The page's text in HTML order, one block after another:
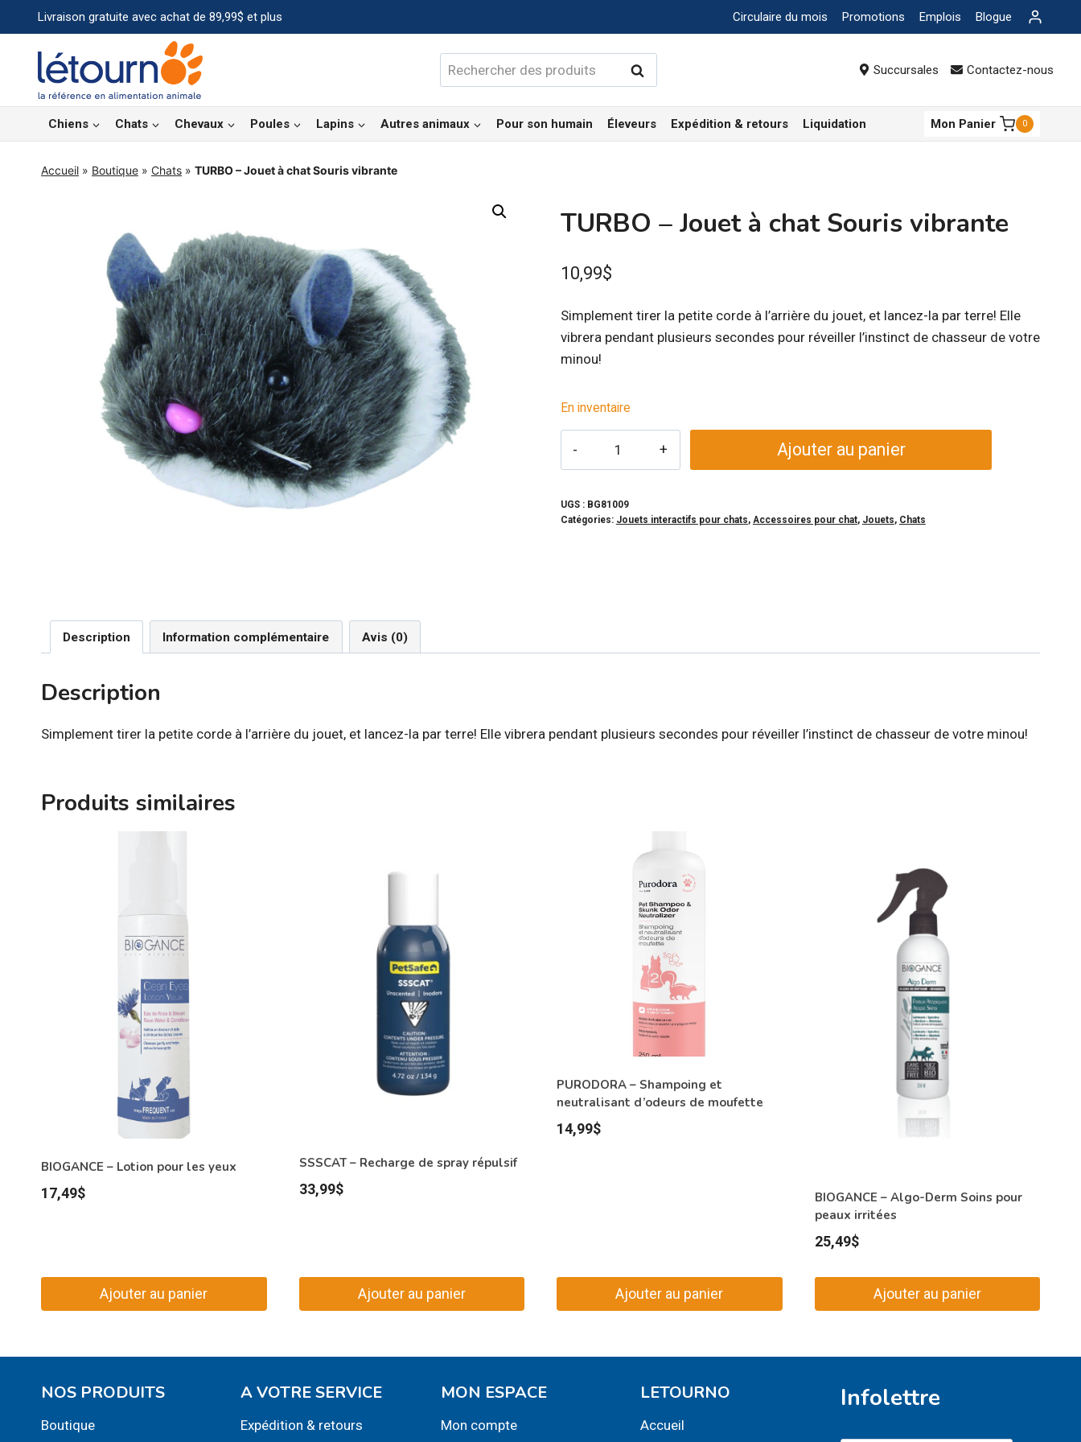
au
contenu
Livraison gratuite avec achat de 89,99$ et plus Circulaire du mois Promotions Emplois Blogue
Rechercher : Rechercher Succursales Contactez-nous
Chiens Chats Chevaux Poules Lapins Autres animaux Pour son humain Éleveurs Expédition & retours Liquidation Mon Panier 0
Accueil » Boutique » Chats » TURBO – Jouet à chat Souris vibrante
TURBO – Jouet à chat Souris vibrante
10,99$
Simplement tirer la petite corde à l’arrière du jouet, et lancez-la par terre! Elle
vibrera pendant plusieurs secondes pour réveiller l’instinct de chasseur de votre
minou!
En inventaire
-
Jouet
Ajouter au panier
UGS : BG81009
Catégories: Jouets interactifs pour chats, Accessoires pour chat, Jouets, Chats
Description Information complémentaire Avis (0)
Description
Simplement tirer la petite corde à l’arrière du jouet, et lancez-la par terre! Elle vibrera pendant plusieurs secondes pour réveiller l’instinct de chasseur de votre minou!
Produits similaires
BIOGANCE – Lotion pour les yeux
17,49$
Ajouter au panier
SSSCAT – Recharge de spray répulsif
33,99$
Ajouter au panier
PURODORA – Shampoing et
neutralisant d’odeurs de moufette
14,99$
Ajouter au panier
BIOGANCE – Algo-Derm Soins pour
peaux irritées
25,49$
Ajouter au panier
NOS PRODUITS
Boutique
A VOTRE SERVICE
Expédition & retours
MON ESPACE
Mon compte
LETOURNO
Accueil
Infolettre